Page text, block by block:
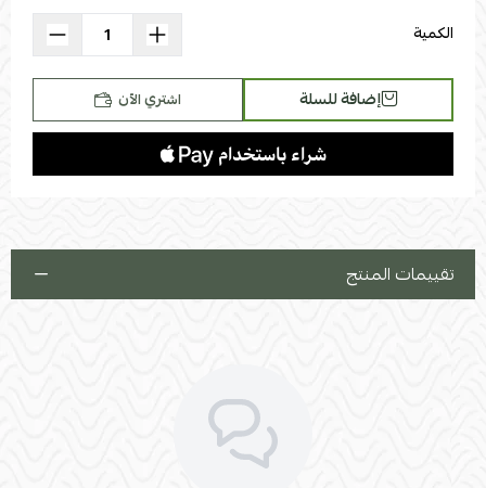
الكمية
إضافة للسلة اشتري الآن
تقييمات المنتج